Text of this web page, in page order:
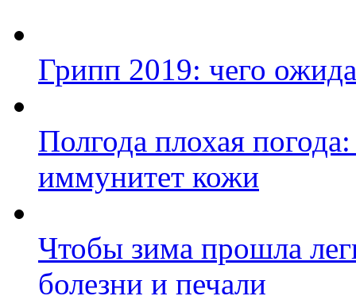
Грипп 2019: чего
Полгода плохая
иммунитет кожи
Чтобы зима прошла
болезни и печали